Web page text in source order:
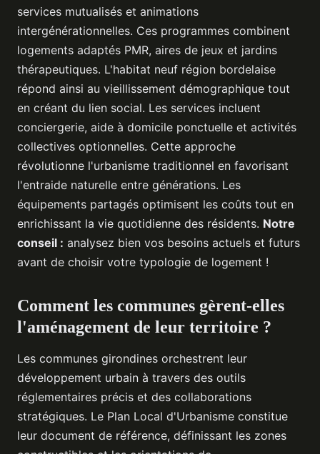
services mutualisés et animations
intergénérationnelles. Ces programmes combinent
logements adaptés PMR, aires de jeux et jardins
thérapeutiques. L'habitat neuf région bordelaise
répond ainsi au vieillissement démographique tout
en créant du lien social. Les services incluent
conciergerie, aide à domicile ponctuelle et activités
collectives optionnelles. Cette approche
révolutionne l'urbanisme traditionnel en favorisant
l'entraide naturelle entre générations. Les
équipements partagés optimisent les coûts tout en
enrichissant la vie quotidienne des résidents. Notre
conseil : analysez bien vos besoins actuels et futurs
avant de choisir votre typologie de logement !
Comment les communes gèrent-elles
l'aménagement de leur territoire ?
Les communes girondines orchestrent leur
développement urbain à travers des outils
réglementaires précis et des collaborations
stratégiques. Le Plan Local d'Urbanisme constitue
leur document de référence, définissant les zones